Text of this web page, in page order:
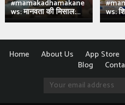
#mamakadhamakane
ws: मानवता की मिसाल:... ws:
Home About Us App Store
Blog